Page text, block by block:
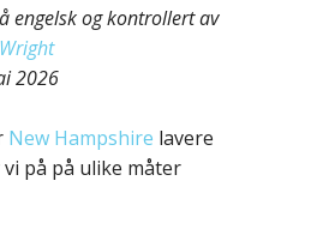
engelsk og kontrollert av
2026
New Hampshire lavere
på på ulike måter